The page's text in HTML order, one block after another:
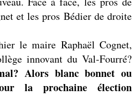
et les pros Bédier de droite
le maire Raphaël Cognet,
innovant du Val-Fourré?
Alors blanc bonnet ou
la prochaine élection